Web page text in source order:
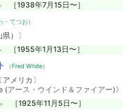
［1938年7月15日〜］
・てつお）
）〕
［1955年1月13日〜］
（Fred White）
アメリカ〕
(アース・ウインド＆ファイアー)》
［1925年11月5日〜］